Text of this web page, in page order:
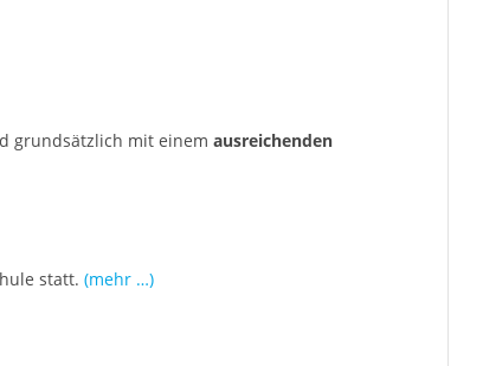
grundsätzlich mit einemausreichenden
statt.(mehr …)